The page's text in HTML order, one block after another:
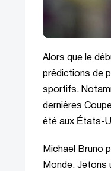
Alors que le
prédictions de
sportifs.
dernières
été aux États-
Michael Bruno
Monde. Jetons